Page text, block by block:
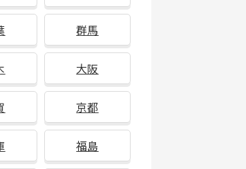
群馬
大阪
京都
福島